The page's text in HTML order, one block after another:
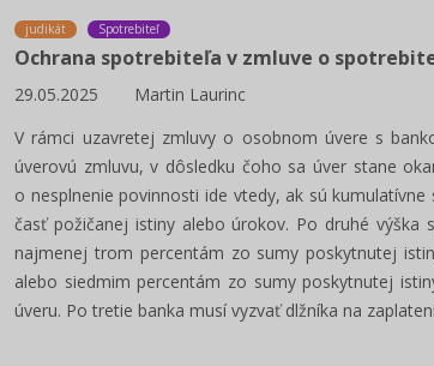
manuál voľby 2022
Pripravili sme prehľadný manál pre
predsedu VÚC v komunálnych...
Zisti viac
judikát Spotrebiteľ
Ochrana spotrebiteľa v zmluve o
29.05.2025
Martin Laurinc
V rámci uzavretej zmluvy o osobnom úvere s
úverovú zmluvu, v dôsledku čoho sa úver stane
o nesplnenie povinnosti ide vtedy, ak sú
časť požičanej istiny alebo úrokov. Po druhé výška
najmenej trom percentám zo sumy poskytnutej
alebo siedmim percentám zo sumy poskytnutej
úveru. Po tretie banka musí vyzvať dlžníka na